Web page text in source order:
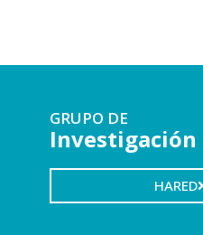
GRUPO DE
Investigación
HARED